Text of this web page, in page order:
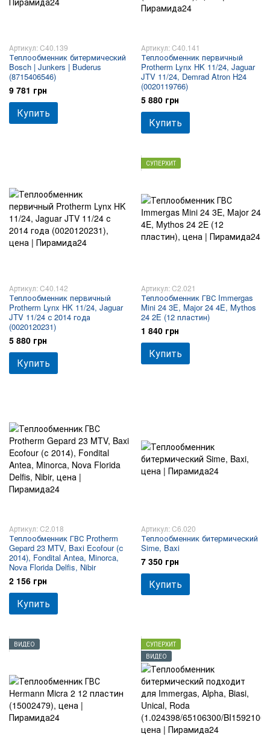
Артикул: C40.139
Теплообменник битермический
Bosch | Junkers | Buderus
(8715406546)
9 781 грн
Купить
Артикул: C40.141
Теплообменник первичный
Protherm Lynx HK 11/24, Jaguar
JTV 11/24, Demrad Atron H24
(0020119766)
5 880 грн
Купить
Артикул: C40.142
Теплообменник первичный
Protherm Lynx HK 11/24, Jaguar
JTV 11/24 с 2014 года
(0020120231)
5 880 грн
Купить
СУПЕРХИТ
Артикул: C2.021
Теплообменник ГВС Immergas
Mini 24 3E, Major 24 4E, Mythos
24 2E (12 пластин)
1 840 грн
Купить
Артикул: C2.018
Теплообменник ГВС Protherm
Gepard 23 MTV, Baxi Ecofour (с
2014), Fondital Antea, Minorca,
Nova Florida Delfis, Nibir
2 156 грн
Купить
Артикул: C6.020
Теплообменник битермический
Sime, Baxi
7 350 грн
Купить
ВИДЕО
СУПЕРХИТ
ВИДЕО